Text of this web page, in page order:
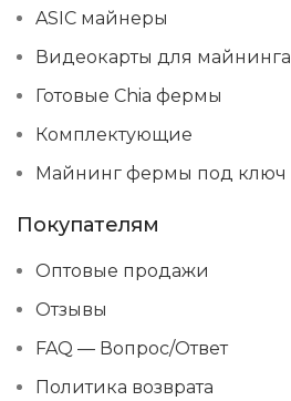
ASIC майнеры
Видеокарты для майнинга
Готовые Chia фермы
Комплектующие
Майнинг фермы под ключ
Покупателям
Оптовые продажи
Отзывы
FAQ — Вопрос/Ответ
Политика возврата